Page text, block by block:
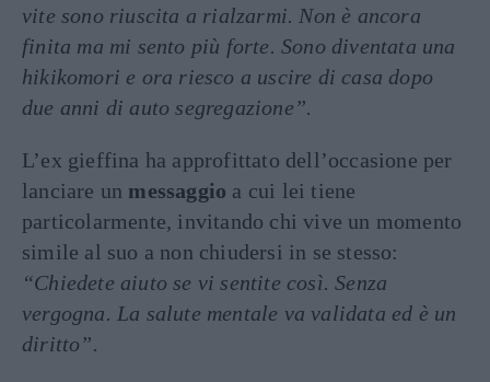
vite sono riuscita a rialzarmi. Non è ancora
finita ma mi sento più forte. Sono diventata una
hikikomori e ora riesco a uscire di casa dopo
due anni di auto segregazione”.
L’ex gieffina ha approfittato dell’occasione per
lanciare un messaggio a cui lei tiene
particolarmente, invitando chi vive un momento
simile al suo a non chiudersi in se stesso:
“Chiedete aiuto se vi sentite così. Senza
vergogna. La salute mentale va validata ed è un
diritto”.